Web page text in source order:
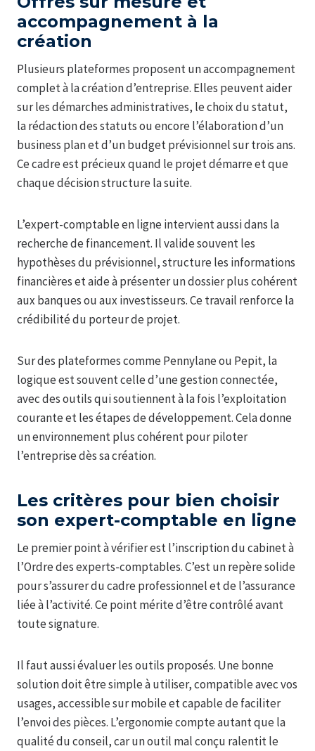
accompagnement à la
création
Plusieurs plateformes proposent un accompagnement
complet à la création d’entreprise. Elles peuvent aider
sur les démarches administratives, le choix du statut,
la rédaction des statuts ou encore l’élaboration d’un
business plan et d’un budget prévisionnel sur trois ans.
Ce cadre est précieux quand le projet démarre et que
chaque décision structure la suite.
L’expert-comptable en ligne intervient aussi dans la
recherche de financement. Il valide souvent les
hypothèses du prévisionnel, structure les informations
financières et aide à présenter un dossier plus cohérent
aux banques ou aux investisseurs. Ce travail renforce la
crédibilité du porteur de projet.
Sur des plateformes comme Pennylane ou Pepit, la
logique est souvent celle d’une gestion connectée,
avec des outils qui soutiennent à la fois l’exploitation
courante et les étapes de développement. Cela donne
un environnement plus cohérent pour piloter
l’entreprise dès sa création.
Les critères pour bien choisir
son expert-comptable en ligne
Le premier point à vérifier est l’inscription du cabinet à
l’Ordre des experts-comptables. C’est un repère solide
pour s’assurer du cadre professionnel et de l’assurance
liée à l’activité. Ce point mérite d’être contrôlé avant
toute signature.
Il faut aussi évaluer les outils proposés. Une bonne
solution doit être simple à utiliser, compatible avec vos
usages, accessible sur mobile et capable de faciliter
l’envoi des pièces. L’ergonomie compte autant que la
qualité du conseil, car un outil mal conçu ralentit le